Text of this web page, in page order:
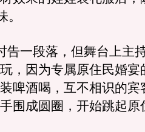
一段落，但舞台上主
，因为专属原住民婚宴
啤酒喝，互不相识的宾
围成圆圈，开始跳起原